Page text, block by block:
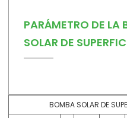
PARÁMETRO DE LA
SOLAR DE
BOMBA SOLAR DE